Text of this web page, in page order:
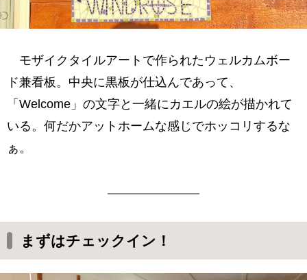
モザイクタイルアートで作られたウェルカムボー
ド兼看板。中央に黒板が仕込んであって、
「Welcome」の文字と一緒にカエルの絵が描かれて
いる。何だかアットホームな感じでホッコリするな
ぁ。
まずはチェックイン！